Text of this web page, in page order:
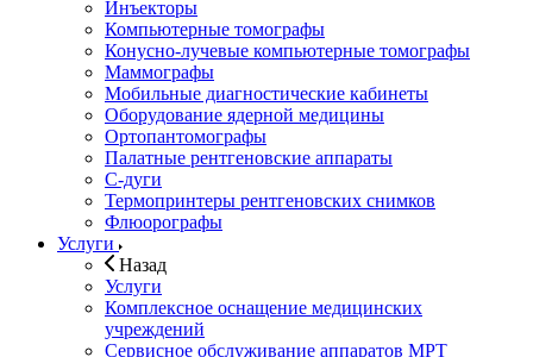
Инъекторы
Компьютерные томографы
Конусно-лучевые компьютерные томографы
Маммографы
Мобильные диагностические кабинеты
Оборудование ядерной медицины
Ортопантомографы
Палатные рентгеновские аппараты
С-дуги
Термопринтеры рентгеновских снимков
Флюорографы
Услуги
Назад
Услуги
Комплексное оснащение медицинских
учреждений
Сервисное обслуживание аппаратов МРТ